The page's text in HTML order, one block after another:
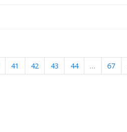
41 42 43 44 … 67